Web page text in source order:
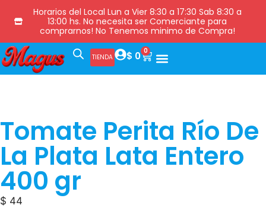
Horarios del Local Lun a Vier 8:30 a 17:30 Sab 8:30 a
13:00 hs. No necesita ser Comerciante para
comprarnos! No Tenemos minimo de Compra!
TIENDA $ 0 0
Tomate Perita Río De
La Plata Lata Entero
400 gr
$ 44